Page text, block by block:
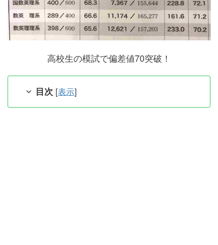
高校生の模試で偏差値70突破！
目次 [表示]